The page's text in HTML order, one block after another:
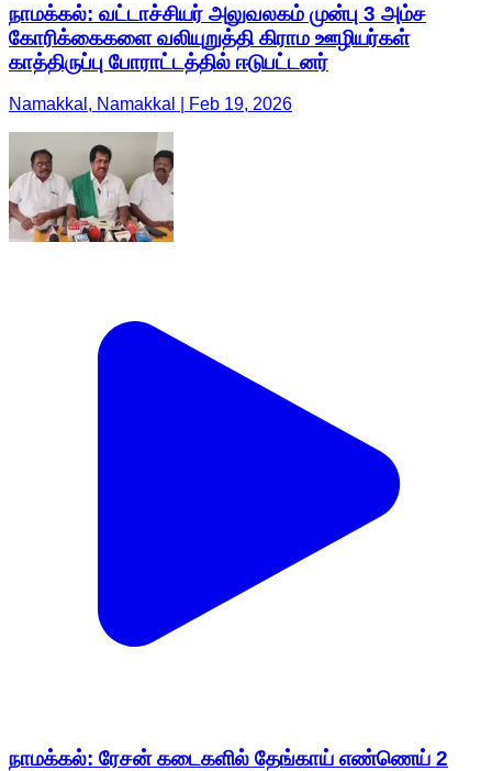
நாமக்கல்: வட்டாச்சியர் அலுவலகம் முன்பு 3 அம்ச
கோரிக்கைகளை வலியுறுத்தி கிராம ஊழியர்கள்
காத்திருப்பு போராட்டத்தில் ஈடுபட்டனர்
Namakkal, Namakkal | Feb 19, 2026
நாமக்கல்: ரேசன் கடைகளில் தேங்காய் எண்ணெய் 2